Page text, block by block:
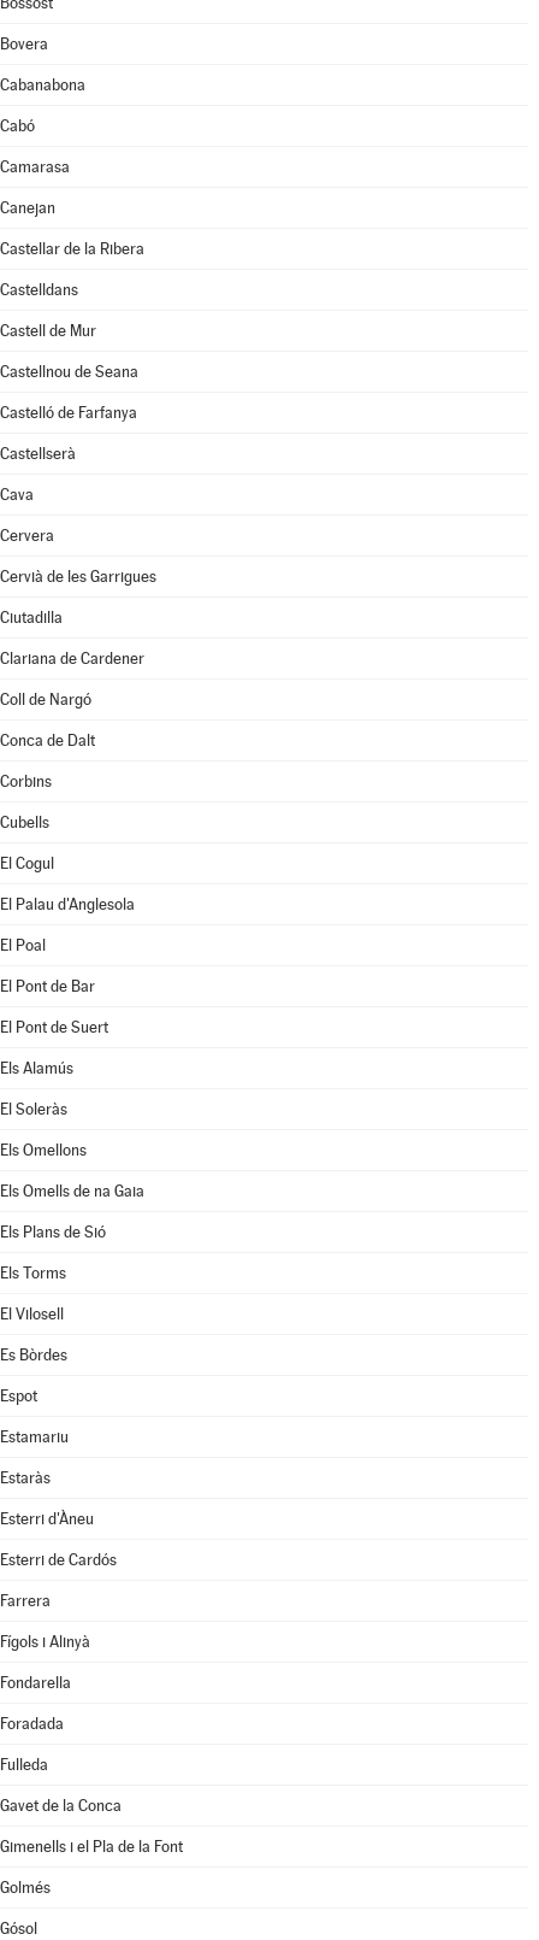
Bovera
Cabanabona
Cabó
Camarasa
Canejan
Castellar de la Ribera
Castelldans
Castell de Mur
Castellnou de Seana
Castelló de Farfanya
Castellserà
Cava
Cervera
Cervià de les Garrigues
Ciutadilla
Clariana de Cardener
Coll de Nargó
Conca de Dalt
Corbins
Cubells
El Cogul
El Palau d'Anglesola
El Poal
El Pont de Bar
El Pont de Suert
Els Alamús
El Soleràs
Els Omellons
Els Omells de na Gaia
Els Plans de Sió
Els Torms
El Vilosell
Es Bòrdes
Espot
Estamariu
Estaràs
Esterri d'Àneu
Esterri de Cardós
Farrera
Fígols i Alinyà
Fondarella
Foradada
Fulleda
Gavet de la Conca
Gimenells i el Pla de la Font
Golmés
Gósol